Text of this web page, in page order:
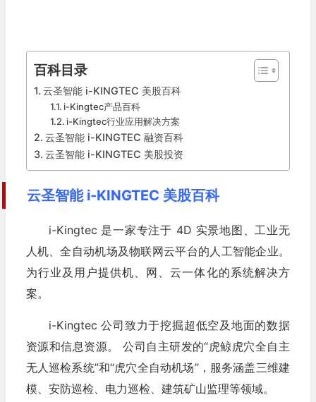
百科目录
云圣智能 i-KINGTEC 美股百科
i-Kingtec产品百科
i-Kingtec行业应用解决方案
云圣智能 i-KINGTEC 融资百科
云圣智能 i-KINGTEC 美股投资
云圣智能 i-KINGTEC 美股百科
i-Kingtec 是一家专注于 4D 实景地图、工业无
人机、全自动机场及物联网云平台的人工智能企业。
为行业及用户提供机、网、云一体化的系统解决方
案。
i-Kingtec 公司致力于挖掘超低空及地面的数据
资源和信息资源。 公司自主研发的“虎鲸虎穴全自主
无人巡检系统”和“虎穴全自动机场”，服务涵盖三维建
模、安防巡检、电力巡检、建筑矿山监理等领域。